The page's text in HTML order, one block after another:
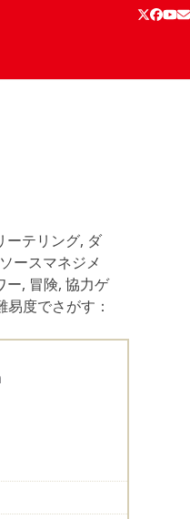
Twitter
ーテリング, ダ
ースマネジメ
ー, 冒険, 協力ゲ
易度でさがす：